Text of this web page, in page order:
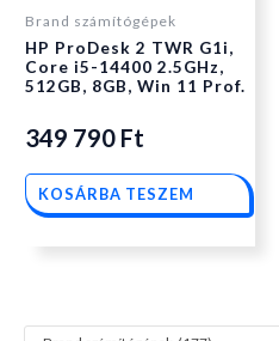
Brand számítógépek
HP ProDesk 2 TWR G1i,
Core i5-14400 2.5GHz,
512GB, 8GB, Win 11 Prof.
349 790 Ft
KOSÁRBA TESZEM